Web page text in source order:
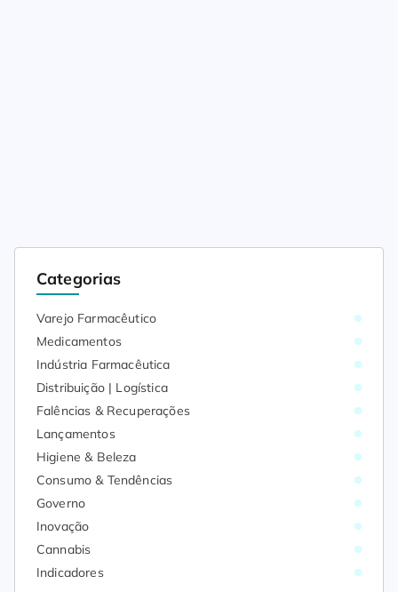
Categorias
Varejo Farmacêutico
Medicamentos
Indústria Farmacêutica
Distribuição | Logística
Falências & Recuperações
Lançamentos
Higiene & Beleza
Consumo & Tendências
Governo
Inovação
Cannabis
Indicadores